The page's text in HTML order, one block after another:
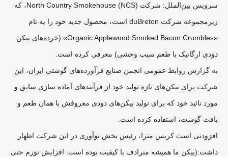
سرویس بین‌الملل: شرکت North Country Smokehouse (NCS)، که
زیرمجموعه شرکت duBreton است، محصول جدید خود را به نام
«Organic Applewood Smoked Bacon Crumbles» (خرده‌های بیکن
دودی ارگانیک با طعم سیب وحشی) معرفی کرده است.
به گزارش روابط عمومی انجمن صنایع فرآورده‌های گوشتی ایران، این
شرکت برای بیکن‌های تازه تولید خود از فرآیندهای آماده سازی سابق و
مورد تائید خود که برای تولید بیکن‌های دودی معروفش با همان طعم و
بافت گوشت، استفاده کرده است.
افزودنی است کریس مترا، رئیس بخش نوآوری در این شرکت اظهار
داشت:(بیکن ما همیشه مترادف با کیفیت بوده است. افزایش تورم حتی